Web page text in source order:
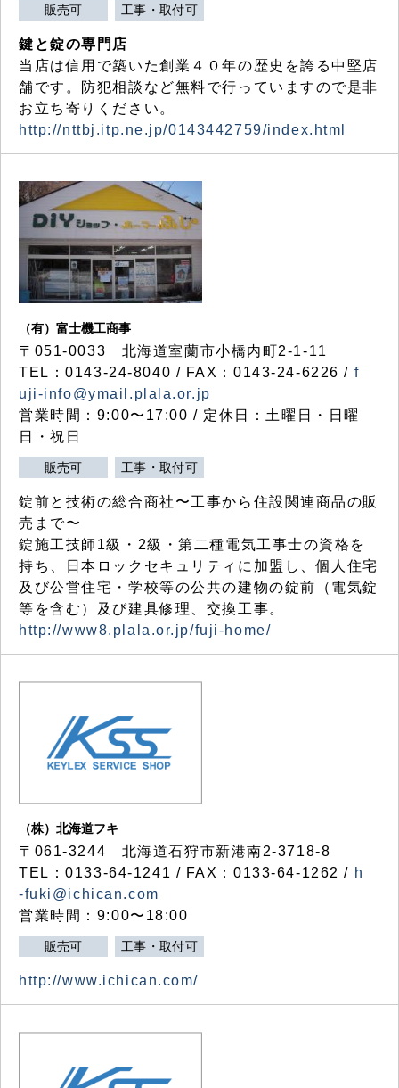
販売可 工事・取付可
鍵と錠の専門店
当店は信用で築いた創業４０年の歴史を誇る中堅店
舗です。防犯相談など無料で行っていますので是非
お立ち寄りください。
http://nttbj.itp.ne.jp/0143442759/index.html
（有）富士機工商事
〒051-0033 北海道室蘭市小橋内町2-1-11
TEL：0143-24-8040 / FAX：0143-24-6226 / f
uji-info@ymail.plala.or.jp
営業時間：9:00〜17:00 / 定休日：土曜日・日曜
日・祝日
販売可 工事・取付可
錠前と技術の総合商社〜工事から住設関連商品の販
売まで〜
錠施工技師1級・2級・第二種電気工事士の資格を
持ち、日本ロックセキュリティに加盟し、個人住宅
及び公営住宅・学校等の公共の建物の錠前（電気錠
等を含む）及び建具修理、交換工事。
http://www8.plala.or.jp/fuji-home/
（株）北海道フキ
〒061-3244 北海道石狩市新港南2-3718-8
TEL：0133-64-1241 / FAX：0133-64-1262 / h
-fuki@ichican.com
営業時間：9:00〜18:00
販売可 工事・取付可
http://www.ichican.com/